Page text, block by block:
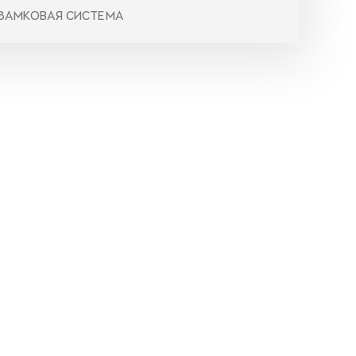
СИСТЕМА